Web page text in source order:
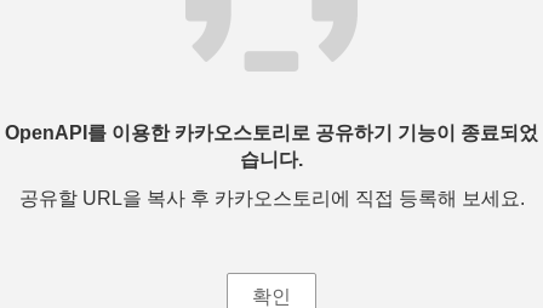
OpenAPI를 이용한 카카오스토리로 공유하기 기능이 종료되었
습니다.
공유할 URL을 복사 후 카카오스토리에 직접 등록해 보세요.
확인